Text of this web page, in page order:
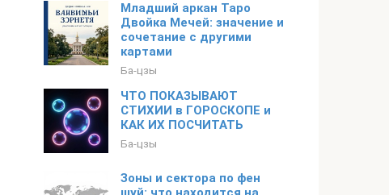
Младший аркан Таро
Двойка Мечей: значение и
сочетание с другими
картами
Ба-цзы
ЧТО ПОКАЗЫВАЮТ
СТИХИИ в ГОРОСКОПЕ и
КАК ИХ ПОСЧИТАТЬ
Ба-цзы
Зоны и сектора по фен